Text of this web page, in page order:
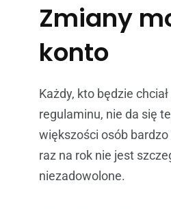
Zmiany
konto
Każdy, kto będzie
regulaminu, nie da się
większości osób
raz na rok nie jest
niezadowolone.